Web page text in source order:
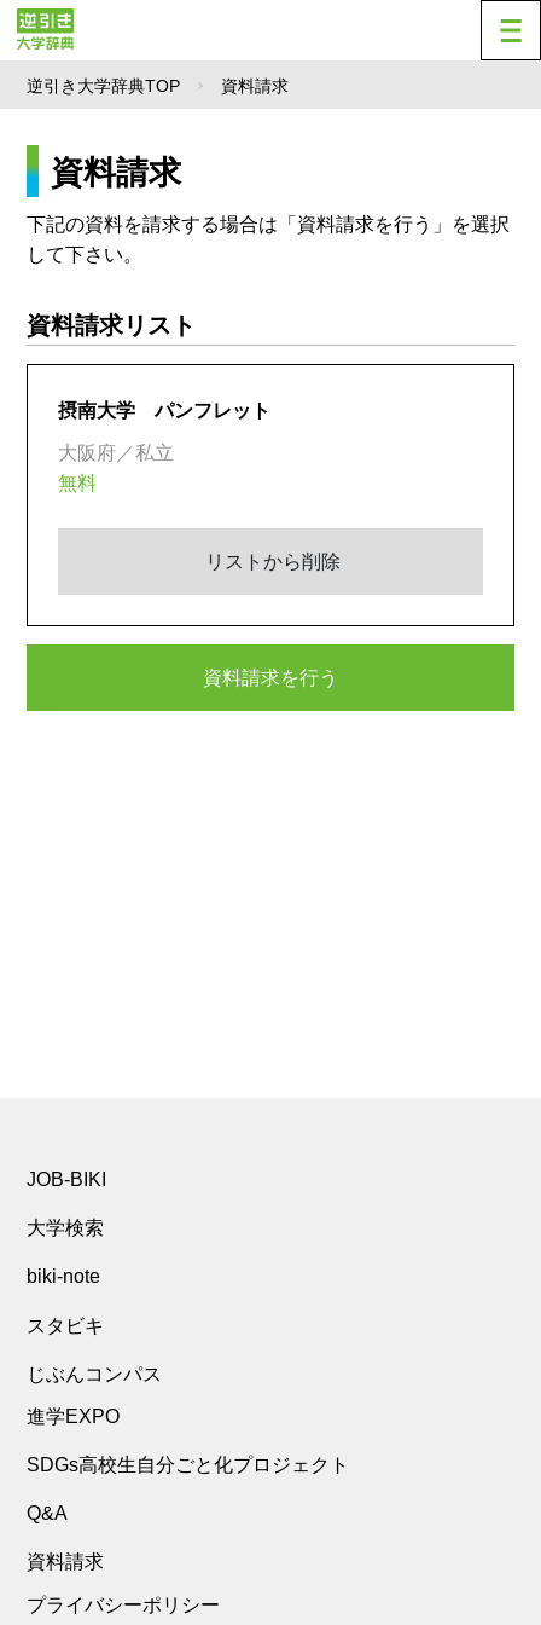
逆引き大学辞典TOP 資料請求
資料請求
下記の資料を請求する場合は「資料請求を行う」を選択
して下さい。
資料請求リスト
摂南大学 パンフレット
大阪府／私立
無料
リストから削除
資料請求を行う
JOB-BIKI
大学検索
biki-note
スタビキ
じぶんコンパス
進学EXPO
SDGs高校生自分ごと化プロジェクト
Q&A
資料請求
プライバシーポリシー